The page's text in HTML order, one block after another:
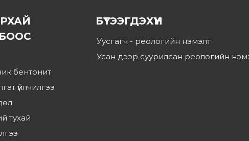
бентонит
үйлчилгээ
тухай
БҮТЭЭГДЭХҮҮН
Уусгагч - реологийн нэмэлт
Усан дээр суурилсан реологийн